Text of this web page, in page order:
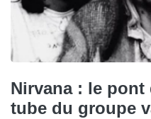
Nirvana : le
tube du groupe